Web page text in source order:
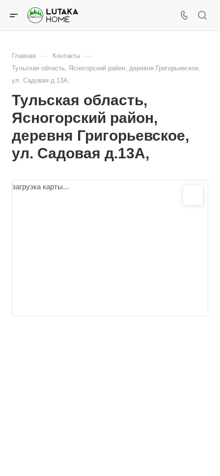
Главная — Контакты —
Тульская область, Ясногорский район, деревня Григорьевское,
ул. Садовая д.13А,
Тульская область,
Ясногорский район,
деревня Григорьевское,
ул. Садовая д.13А,
загрузка карты...